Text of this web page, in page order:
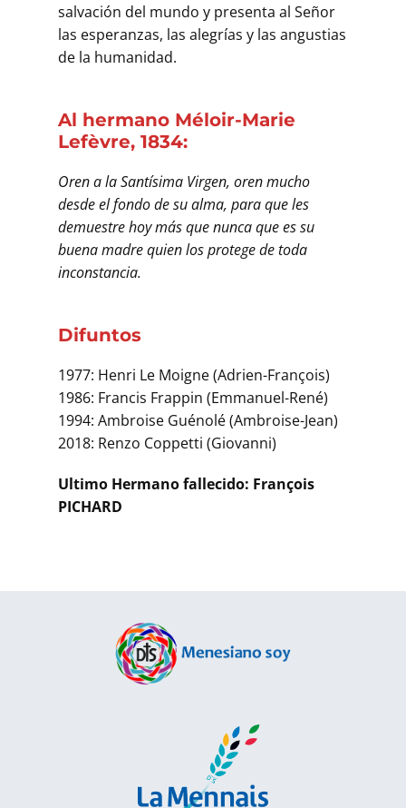
salvación del mundo y presenta al Señor
las esperanzas, las alegrías y las angustias
de la humanidad.
Al hermano Méloir-Marie
Lefèvre, 1834:
Oren a la Santísima Virgen, oren mucho
desde el fondo de su alma, para que les
demuestre hoy más que nunca que es su
buena madre quien los protege de toda
inconstancia.
Difuntos
1977: Henri Le Moigne (Adrien-François)
1986: Francis Frappin (Emmanuel-René)
1994: Ambroise Guénolé (Ambroise-Jean)
2018: Renzo Coppetti (Giovanni)
Ultimo Hermano fallecido: François
PICHARD